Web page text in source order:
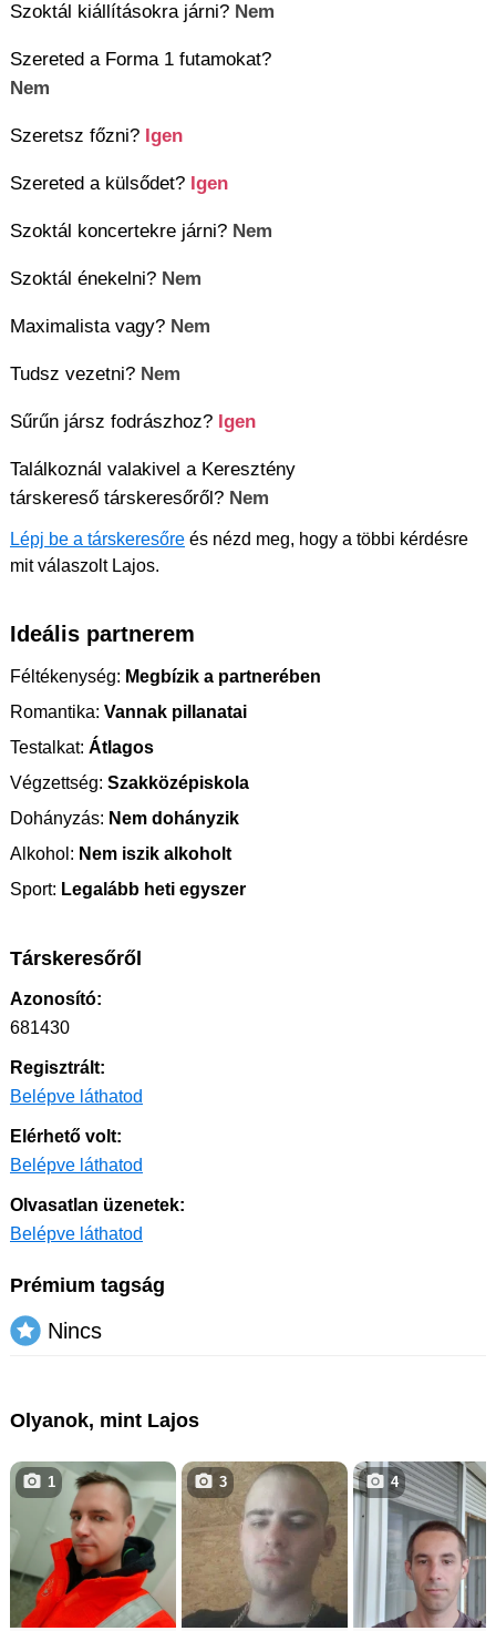
Szoktál kiállításokra járni? Nem
Szereted a Forma 1 futamokat?
Nem
Szeretsz főzni? Igen
Szereted a külsődet? Igen
Szoktál koncertekre járni? Nem
Szoktál énekelni? Nem
Maximalista vagy? Nem
Tudsz vezetni? Nem
Sűrűn jársz fodrászhoz? Igen
Találkoznál valakivel a Keresztény
társkereső társkeresőről? Nem
Lépj be a társkeresőre és nézd meg, hogy a többi kérdésre
mit válaszolt Lajos.
Ideális partnerem
Féltékenység: Megbízik a partnerében
Romantika: Vannak pillanatai
Testalkat: Átlagos
Végzettség: Szakközépiskola
Dohányzás: Nem dohányzik
Alkohol: Nem iszik alkoholt
Sport: Legalább heti egyszer
Társkeresőről
Azonosító:
681430
Regisztrált:
Belépve láthatod
Elérhető volt:
Belépve láthatod
Olvasatlan üzenetek:
Belépve láthatod
Prémium tagság
Nincs
Olyanok, mint Lajos
1 3 4